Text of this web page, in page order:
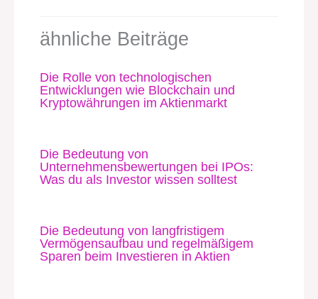
ähnliche Beiträge
Die Rolle von technologischen
Entwicklungen wie Blockchain und
Kryptowährungen im Aktienmarkt
Die Bedeutung von
Unternehmensbewertungen bei IPOs:
Was du als Investor wissen solltest
Die Bedeutung von langfristigem
Vermögensaufbau und regelmäßigem
Sparen beim Investieren in Aktien